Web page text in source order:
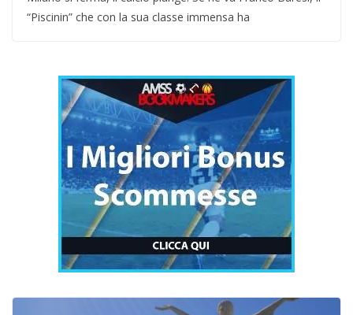
“Piscinin” che con la sua classe immensa ha